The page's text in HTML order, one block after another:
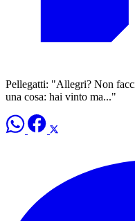
Pellegatti: "Allegri? Non
una cosa: hai vinto ma..."